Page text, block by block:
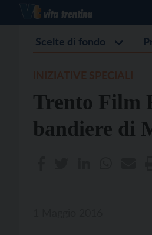
Scelte di fondo
Trento Film
bandiere di